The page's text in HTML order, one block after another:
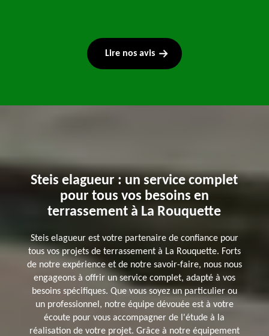
Lire nos avis
Steis elagueur : un service complet
pour tous vos besoins en
terrassement à La Rouquette
Steis elagueur est votre partenaire de confiance pour
tous vos projets de terrassement à La Rouquette. Forts
de notre expérience et de notre savoir-faire, nous nous
engageons à offrir un service complet, adapté à vos
besoins spécifiques. Que vous soyez un particulier ou
un professionnel, notre équipe dévouée est à votre
écoute pour vous accompagner de l'étude à la
réalisation de votre projet. Grâce à notre équipement